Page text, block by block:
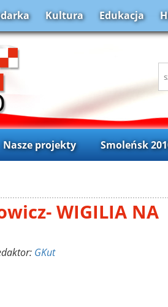
Kultura Edukacja
Nasze projekty Smoleńsk
WIGILIA NA
GKut